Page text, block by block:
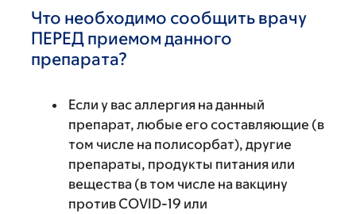
Что необходимо сообщить врачу
ПЕРЕД приемом данного
препарата?
Если у вас аллергия на данный
препарат, любые его составляющие (в
том числе на полисорбат), другие
препараты, продукты питания или
вещества (в том числе на вакцину
против COVID-19 или